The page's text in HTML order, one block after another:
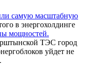
самую масштабную
в энергохолдинге
мощностей.
ТЭС город
уйдет не